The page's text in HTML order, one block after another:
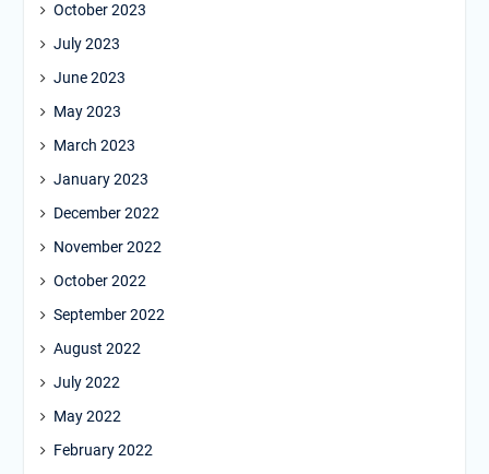
October 2023
July 2023
June 2023
May 2023
March 2023
January 2023
December 2022
November 2022
October 2022
September 2022
August 2022
July 2022
May 2022
February 2022